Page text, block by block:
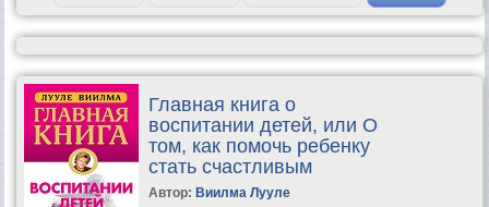
Главная книга о
воспитании детей, или О
том, как помочь ребенку
стать счастливым
Автор: Виилма Лууле